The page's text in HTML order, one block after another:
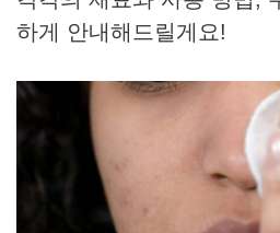
하게 안내해드릴게요!